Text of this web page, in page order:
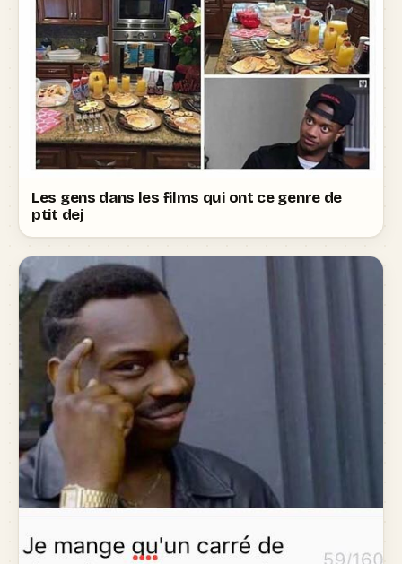
Les gens dans les films qui ont ce genre de
ptit dej